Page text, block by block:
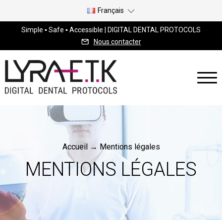
Simple ▪ Safe ▪ Accessible | DIGITAL DENTAL PROTOCOLS
Nous contacter
Français
Accueil→ Mentions légales
MENTIONS LÉGALES